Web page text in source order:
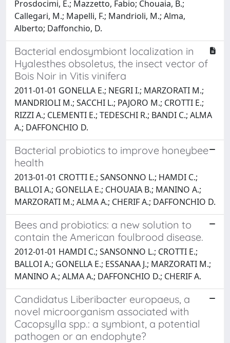
Prosdocimi, E.; Mazzetto, Fabio; Chouaia, B.;
Callegari, M.; Mapelli, F.; Mandrioli, M.; Alma,
Alberto; Daffonchio, D.
Bacterial endosymbiont localization in
Hyalesthes obsoletus, the insect vector of
Bois Noir in Vitis vinifera
2011-01-01 GONELLA E.; NEGRI I.; MARZORATI M.;
MANDRIOLI M.; SACCHI L.; PAJORO M.; CROTTI E.;
RIZZI A.; CLEMENTI E.; TEDESCHI R.; BANDI C.; ALMA
A.; DAFFONCHIO D.
Bacterial probiotics to improve honeybee
health
2013-01-01 CROTTI E.; SANSONNO L.; HAMDI C.;
BALLOI A.; GONELLA E.; CHOUAIA B.; MANINO A.;
MARZORATI M.; ALMA A.; CHERIF A.; DAFFONCHIO D.
Bees and probiotics: a new solution to
contain the American foulbrood disease.
2012-01-01 HAMDI C.; SANSONNO L.; CROTTI E.;
BALLOI A.; GONELLA E.; ESSANAA J.; MARZORATI M.;
MANINO A.; ALMA A.; DAFFONCHIO D.; CHERIF A.
Candidatus Liberibacter europaeus, a
novel microorganism associated with
Cacopsylla spp.: a symbiont, a potential
pathogen or an endophyte?